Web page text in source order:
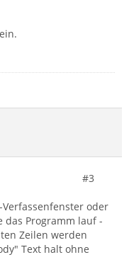
#3
Verfassenfenster oder
das Programm lauf -
Zeilen werden
Text halt ohne